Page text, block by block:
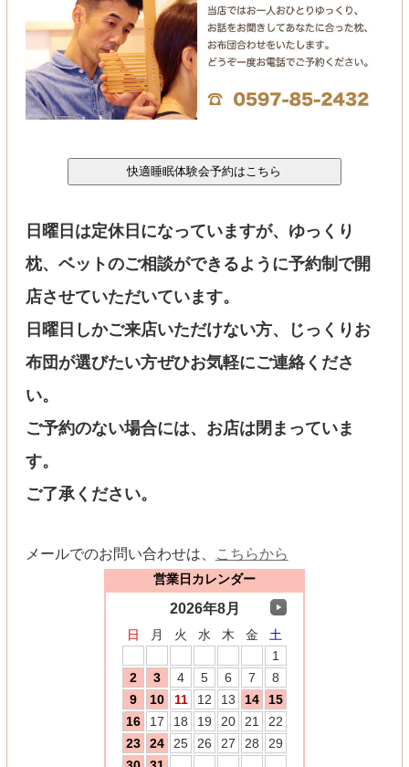
日曜日は定休日になっていますが、ゆっくり
枕、ベットのご相談ができるように予約制で開
店させていただいています。
日曜日しかご来店いただけない方、じっくりお
布団が選びたい方ぜひお気軽にご連絡くださ
い。
ご予約のない場合には、お店は閉まっていま
す。
ご了承ください。
メールでのお問い合わせは、 こちらから